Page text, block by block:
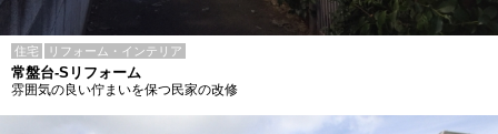
住宅 リフォーム・インテリア
常盤台-Sリフォーム
雰囲気の良い佇まいを保つ民家の改修